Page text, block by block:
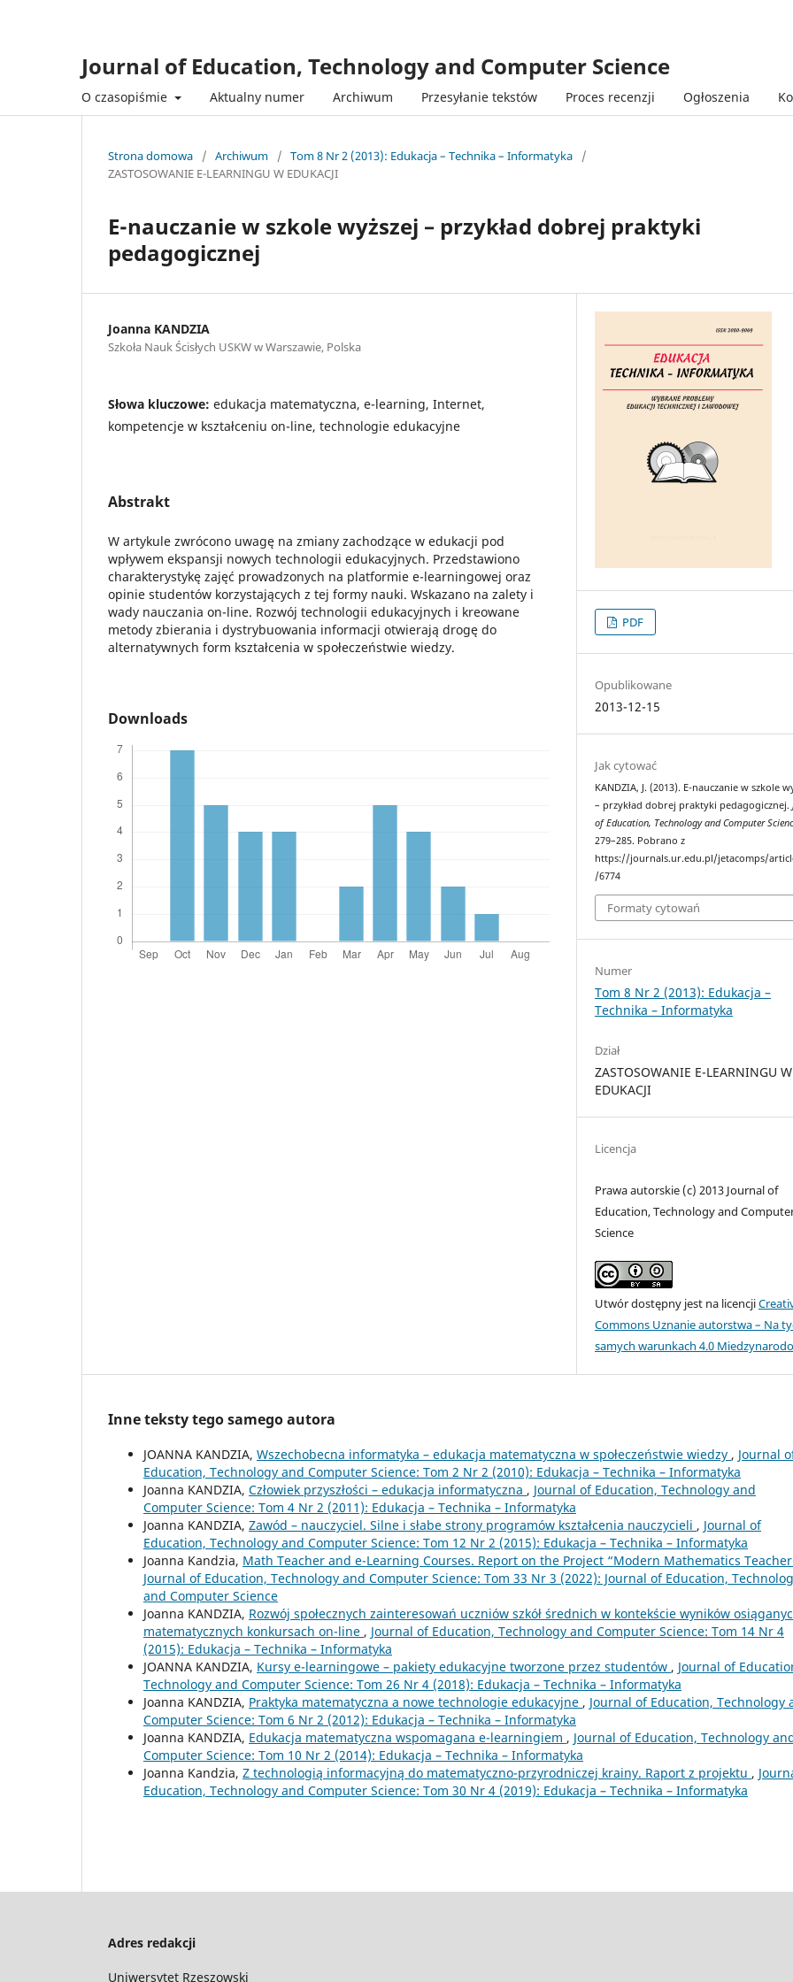
Journal of Education, Technology and Computer Science
O czasopiśmie Aktualny numer Archiwum Przesyłanie tekstów Proces recenzji Ogłoszenia
Strona domowa / Archiwum / Tom 8 Nr 2 (2013): Edukacja – Technika – Informatyka
/
ZASTOSOWANIE E-LEARNINGU W EDUKACJI
E-nauczanie w szkole wyższej – przykład dobrej praktyki
pedagogicznej
Joanna KANDZIA
Szkoła Nauk Ścisłych USKW w Warszawie, Polska
Słowa kluczowe: edukacja matematyczna, e-learning, Internet,
kompetencje w kształceniu on-line, technologie edukacyjne
Abstrakt
W artykule zwrócono uwagę na zmiany zachodzące w edukacji pod
wpływem ekspansji nowych technologii edukacyjnych. Przedstawiono
charakterystykę zajęć prowadzonych na platformie e-learningowej oraz
opinie studentów korzystających z tej formy nauki. Wskazano na zalety i
wady nauczania on-line. Rozwój technologii edukacyjnych i kreowane
metody zbierania i dystrybuowania informacji otwierają drogę do
alternatywnych form kształcenia w społeczeństwie wiedzy.
Downloads
PDF
Opublikowane
2013-12-15
Jak cytować
KANDZIA, J. (2013). E-nauczanie w szkole
– przykład dobrej praktyki pedagogicznej.
of Education, Technology and Computer
279–285. Pobrano z
https://journals.ur.edu.pl/jetacomps/
/6774
Formaty cytowań
Numer
Tom 8 Nr 2 (2013): Edukacja –
Technika – Informatyka
Dział
ZASTOSOWANIE E-LEARNINGU W
EDUKACJI
Licencja
Prawa autorskie (c) 2013 Journal of
Education, Technology and
Science
Utwór dostępny jest na licencji
Commons Uznanie autorstwa – Na
samych warunkach 4.0
Inne teksty tego samego autora
JOANNA KANDZIA, Wszechobecna informatyka – edukacja matematyczna w społeczeństwie wiedzy , Journal
Education, Technology and Computer Science: Tom 2 Nr 2 (2010): Edukacja – Technika – Informatyka
Joanna KANDZIA, Człowiek przyszłości – edukacja informatyczna , Journal of Education, Technology and
Computer Science: Tom 4 Nr 2 (2011): Edukacja – Technika – Informatyka
Joanna KANDZIA, Zawód – nauczyciel. Silne i słabe strony programów kształcenia nauczycieli , Journal of
Education, Technology and Computer Science: Tom 12 Nr 2 (2015): Edukacja – Technika – Informatyka
Joanna Kandzia, Math Teacher and e-Learning Courses. Report on the Project “Modern Mathematics
Journal of Education, Technology and Computer Science: Tom 33 Nr 3 (2022): Journal of Education,
and Computer Science
Joanna KANDZIA, Rozwój społecznych zainteresowań uczniów szkół średnich w kontekście wyników
matematycznych konkursach on-line , Journal of Education, Technology and Computer Science: Tom 14 Nr 4
(2015): Edukacja – Technika – Informatyka
JOANNA KANDZIA, Kursy e-learningowe – pakiety edukacyjne tworzone przez studentów , Journal of
Technology and Computer Science: Tom 26 Nr 4 (2018): Edukacja – Technika – Informatyka
Joanna KANDZIA, Praktyka matematyczna a nowe technologie edukacyjne , Journal of Education, Technology
Computer Science: Tom 6 Nr 2 (2012): Edukacja – Technika – Informatyka
Joanna KANDZIA, Edukacja matematyczna wspomagana e-learningiem , Journal of Education, Technology
Computer Science: Tom 10 Nr 2 (2014): Edukacja – Technika – Informatyka
Joanna Kandzia, Z technologią informacyjną do matematyczno-przyrodniczej krainy. Raport z projektu ,
Education, Technology and Computer Science: Tom 30 Nr 4 (2019): Edukacja – Technika – Informatyka
Adres redakcji
Uniwersytet Rzeszowski